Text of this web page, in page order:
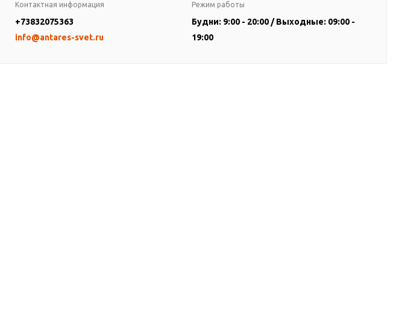
Контактная информация
+73832075363
info@antares-svet.ru
Режим работы
Будни: 9:00 - 20:00 / Выходные: 09:00 -
19:00